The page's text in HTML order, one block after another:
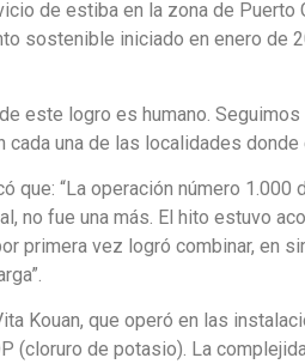
de estiba en la zona de Puerto
sostenible iniciado en enero de
este logro es humano.
cada una de las localidades
que: “La operación número 1.000
no fue una más. El hito estuvo
primera vez logró combinar, en
Kouan, que operó en las
(cloruro de potasio). La